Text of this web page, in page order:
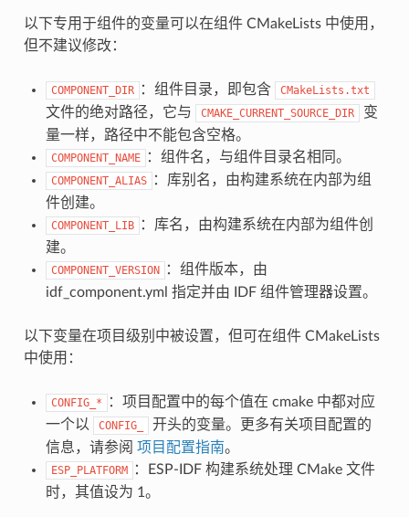
以下专用于组件的变量可以在组件 CMakeLists 中使用，
但不建议修改：
COMPONENT_DIR ：组件目录，即包含 CMakeLists.txt
文件的绝对路径，它与 CMAKE_CURRENT_SOURCE_DIR
变
量一样，路径中不能包含空格。
COMPONENT_NAME ：组件名，与组件目录名相同。
COMPONENT_ALIAS
：库别名，由构建系统在内部为组
件创建。
COMPONENT_LIB
：库名，由构建系统在内部为组件创
建。
COMPONENT_VERSION
：组件版本，由
idf_component.yml 指定并由 IDF 组件管理器设置。
以下变量在项目级别中被设置，但可在组件 CMakeLists
中使用：
CONFIG_*
：项目配置中的每个值在 cmake 中都对应
一个以
CONFIG_
开头的变量。更多有关项目配置的
信息，请参阅 项目配置指南。
ESP_PLATFORM
：ESP-IDF 构建系统处理 CMake 文件
时，其值设为 1。